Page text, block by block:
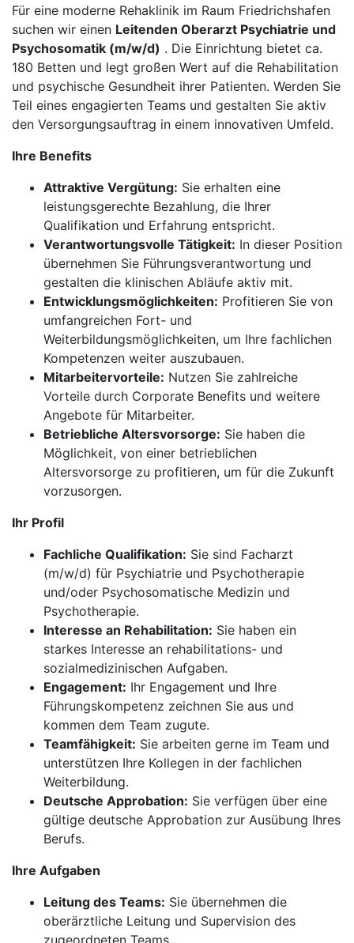
Für eine moderne Rehaklinik im Raum Friedrichshafen
suchen wir einen Leitenden Oberarzt Psychiatrie und
Psychosomatik (m/w/d) . Die Einrichtung bietet ca.
180 Betten und legt großen Wert auf die Rehabilitation
und psychische Gesundheit ihrer Patienten. Werden Sie
Teil eines engagierten Teams und gestalten Sie aktiv
den Versorgungsauftrag in einem innovativen Umfeld.
Ihre Benefits
Attraktive Vergütung: Sie erhalten eine
leistungsgerechte Bezahlung, die Ihrer
Qualifikation und Erfahrung entspricht.
Verantwortungsvolle Tätigkeit: In dieser Position
übernehmen Sie Führungsverantwortung und
gestalten die klinischen Abläufe aktiv mit.
Entwicklungsmöglichkeiten: Profitieren Sie von
umfangreichen Fort- und
Weiterbildungsmöglichkeiten, um Ihre fachlichen
Kompetenzen weiter auszubauen.
Mitarbeitervorteile: Nutzen Sie zahlreiche
Vorteile durch Corporate Benefits und weitere
Angebote für Mitarbeiter.
Betriebliche Altersvorsorge: Sie haben die
Möglichkeit, von einer betrieblichen
Altersvorsorge zu profitieren, um für die Zukunft
vorzusorgen.
Ihr Profil
Fachliche Qualifikation: Sie sind Facharzt
(m/w/d) für Psychiatrie und Psychotherapie
und/oder Psychosomatische Medizin und
Psychotherapie.
Interesse an Rehabilitation: Sie haben ein
starkes Interesse an rehabilitations- und
sozialmedizinischen Aufgaben.
Engagement: Ihr Engagement und Ihre
Führungskompetenz zeichnen Sie aus und
kommen dem Team zugute.
Teamfähigkeit: Sie arbeiten gerne im Team und
unterstützen Ihre Kollegen in der fachlichen
Weiterbildung.
Deutsche Approbation: Sie verfügen über eine
gültige deutsche Approbation zur Ausübung Ihres
Berufs.
Ihre Aufgaben
Leitung des Teams: Sie übernehmen die
oberärztliche Leitung und Supervision des
zugeordneten Teams.